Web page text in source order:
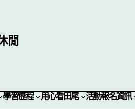
閒
學習歷程 用心看田尾 活動報名資訊